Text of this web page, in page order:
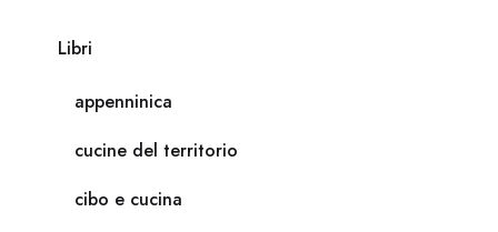
Libri
appenninica
cucine del territorio
cibo e cucina